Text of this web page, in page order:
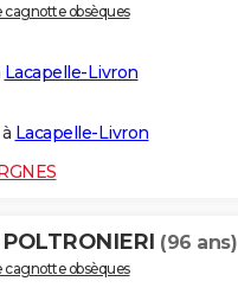
cagnotte obsèques
Lacapelle-Livron
Lacapelle-Livron
(96 ans)
cagnotte obsèques